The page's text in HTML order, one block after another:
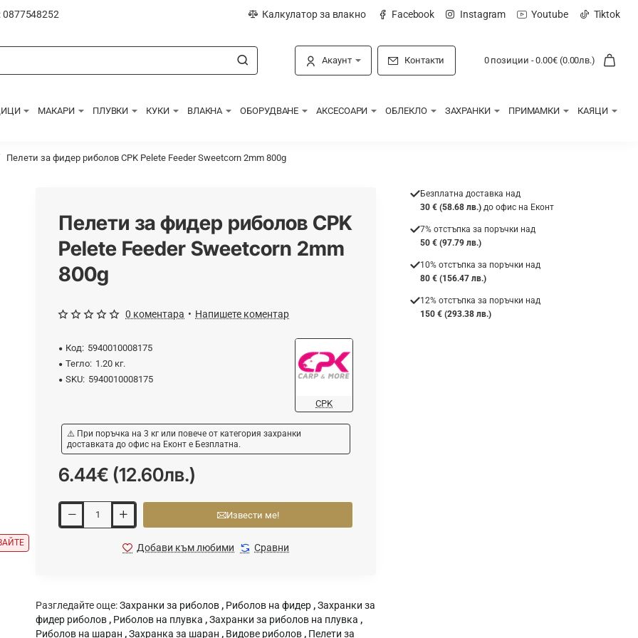
Калкулатор за влакно Facebook Instagram Youtube Tiktok
Акаунт Контакти 0 позиции - 0.00€ (0.00лв.)
МАКАРИ ПЛУВКИ КУКИ ВЛАКНА ОБОРУДВАНЕ АКСЕСОАРИ ОБЛЕКЛО ЗАХРАНКИ ПРИМАМКИ КАЯЦИ
Пелети за фидер риболов CPK Pelete Feeder Sweetcorn 2mm 800g
Пелети за фидер риболов CPK
Pelete Feeder Sweetcorn 2mm
800g
Код: 5940010008175
Тегло: 1.20 кг.
SKU: 5940010008175
CPK
0 коментара • Напишете коментар
⚠️ При поръчка на 3 кг или повече от категория захранки
доставката до офис на Еконт е Безплатна.
6.44€ (12.60лв.)
Извести ме!
Добави към любими Сравни
Разгледайте още:Захранки за риболов , Риболов на фидер ,Захранки за
фидер риболов , Риболов на плувка ,Захранки за риболов на плувка ,
Риболов на шаран ,Захранка за шаран , Видове риболов , Пелети за
Безплатна доставка над
30 € (58.68 лв.) до офис на Еконт
7% отстъпка за поръчки над
50 € (97.79 лв.)
10% отстъпка за поръчки над
80 € (156.47 лв.)
12% отстъпка за поръчки над
150 € (293.38 лв.)